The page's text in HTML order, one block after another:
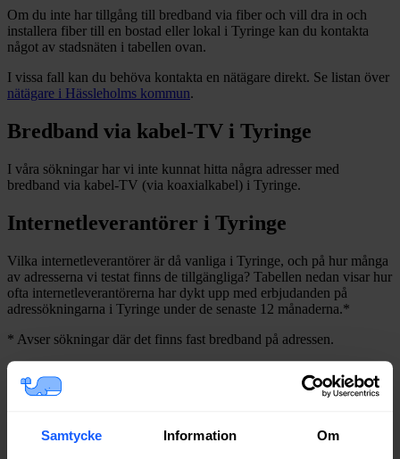
Samtycke Information Om
Om du inte har tillgång till bredband via fiber och vill dra in och
installera fiber till en bostad eller lokal i Tyringe kan du kontakta
något av stadsnäten i tabellen ovan.
I vissa fall kan du behöva kontakta en nätägare direkt. Se listan över
nätägare i Hässleholms kommun.
Bredband via kabel-TV i Tyringe
I våra sökningar har vi inte kunnat hitta några adresser med
bredband via kabel-TV (via koaxialkabel) i Tyringe.
Internetleverantörer i Tyringe
Vilka internetleverantörer är då vanliga i Tyringe, och på hur många
av adresserna vi testat finns de tillgängliga? Tabellen nedan visar hur
ofta internetleverantörerna har dykt upp med erbjudanden på
adressökningarna i Tyringe under de senaste 12 månaderna.*
* Avser sökningar där det finns fast bredband på adressen.
Bredband2
Net at Once Fiber